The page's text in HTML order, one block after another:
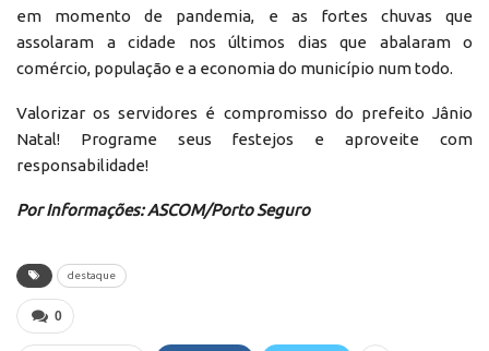
em momento de pandemia, e as fortes chuvas que
assolaram a cidade nos últimos dias que abalaram o
comércio, população e a economia do município num todo.
Valorizar os servidores é compromisso do prefeito Jânio
Natal! Programe seus festejos e aproveite com
responsabilidade!
Por Informações: ASCOM/Porto Seguro
destaque
0